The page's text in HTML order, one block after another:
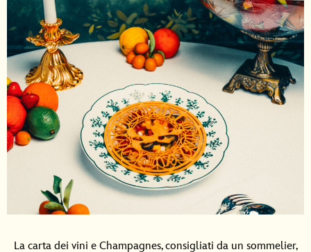
La carta dei vini e Champagnes, consigliati da un sommelier,